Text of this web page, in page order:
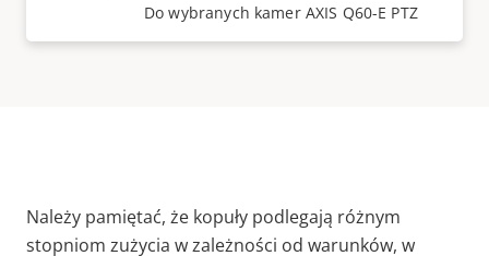
Do wybranych kamer AXIS Q60-E PTZ
Należy pamiętać, że kopuły podlegają różnym
stopniom zużycia w zależności od warunków, w